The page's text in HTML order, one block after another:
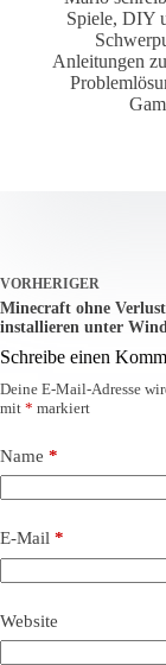
Spiele, DIY
Anleitungen
VORHERIGER
Minecraft ohne
installieren unter
Schreibe einen
Deine E-Mail-Adresse
mit * markiert
Name *
E-Mail *
Website